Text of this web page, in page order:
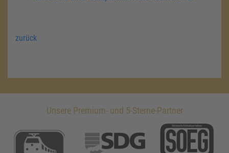
zurück
Unsere Premium- und 5-Sterne-Partner